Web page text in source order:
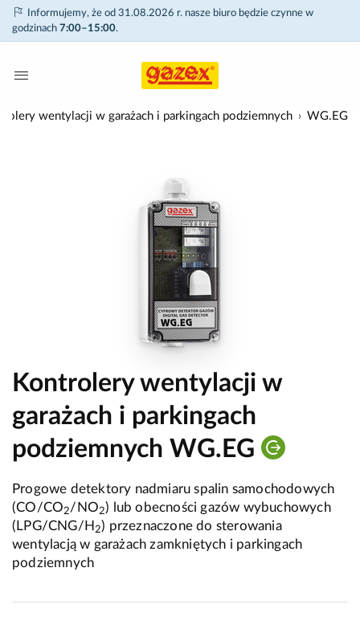
Informujemy, że od 31.08.2026 r. nasze biuro będzie czynne w
godzinach 7:00–15:00.
wentylacji w garażach i parkingach podziemnych WG.EG
Kontrolery wentylacji w
garażach i parkingach
podziemnych WG.EG
Progowe detektory nadmiaru spalin samochodowych
(CO/CO2/NO2) lub obecności gazów wybuchowych
(LPG/CNG/H 2) przeznaczone do sterowania
wentylacją w garażach zamkniętych i parkingach
podziemnych